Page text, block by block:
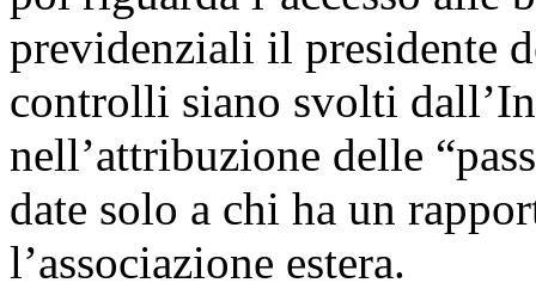
previdenziali il presidente
controlli siano svolti
nell’attribuzione delle
date solo a chi ha un
l’associazione estera.